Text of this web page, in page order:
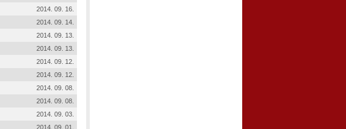
2014. 09. 16.
2014. 09. 14.
2014. 09. 13.
2014. 09. 13.
2014. 09. 12.
2014. 09. 12.
2014. 09. 08.
2014. 09. 08.
2014. 09. 03.
2014. 09. 01.